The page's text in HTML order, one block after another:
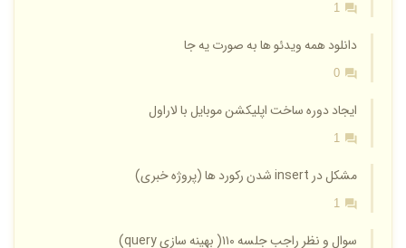
1
دانلود همه ویدئو ها به صورت یه جا
0
ایجاد دوره ساخت اپلیکشن موبایل با لاراول
1
مشکل در insert شدن رکورد ها (پروژه خبری)
1
سوال و نظر راجب جلسه ۱۱۰( بهینه سازی query)